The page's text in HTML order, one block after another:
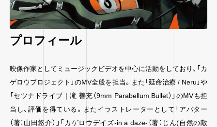
プロフィール
映像作家としてミュージックビデオを中心に活動をしており、「カ
ゲロウプロジェクト」のMV全般を担当。また「延命治療 / Neru」や
「セツナドライブ｜滝 善充（9mm Parabellum Bullet）」のMVも担
当し、評価を得ている。またイラストレーターとして「アバター
（著：山田悠介）」「カゲロウデイズ-in a daze-（著：じん(自然の敵